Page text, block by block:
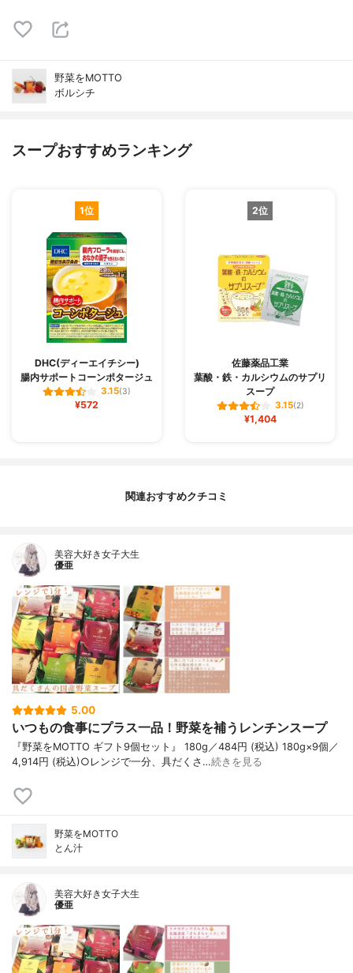
野菜をMOTTO
ボルシチ
スープおすすめランキング
1位
DHC(ディーエイチシー)
腸内サポートコーンポタージュ
3.15(3)
¥572
2位
佐藤薬品工業
葉酸・鉄・カルシウムのサプリ
スープ
3.15(2)
¥1,404
関連おすすめクチコミ
美容大好き女子大生
優亜
5.00
いつもの食事にプラス一品！野菜を補うレンチンスープ
『野菜をMOTTO ギフト9個セット』 180g／484円 (税込) 180g×9個／
4,914円 (税込)○レンジで一分、具だくさ…続きを見る
野菜をMOTTO
とん汁
美容大好き女子大生
優亜